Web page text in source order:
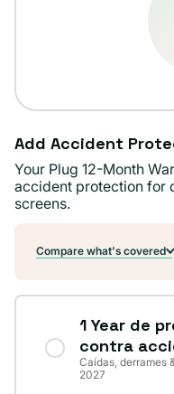
Add Accident
Your Plug 12-Month
accident protection for
screens.
Compare what's covered
1 Year de
contra
Caídas, derrames
2027